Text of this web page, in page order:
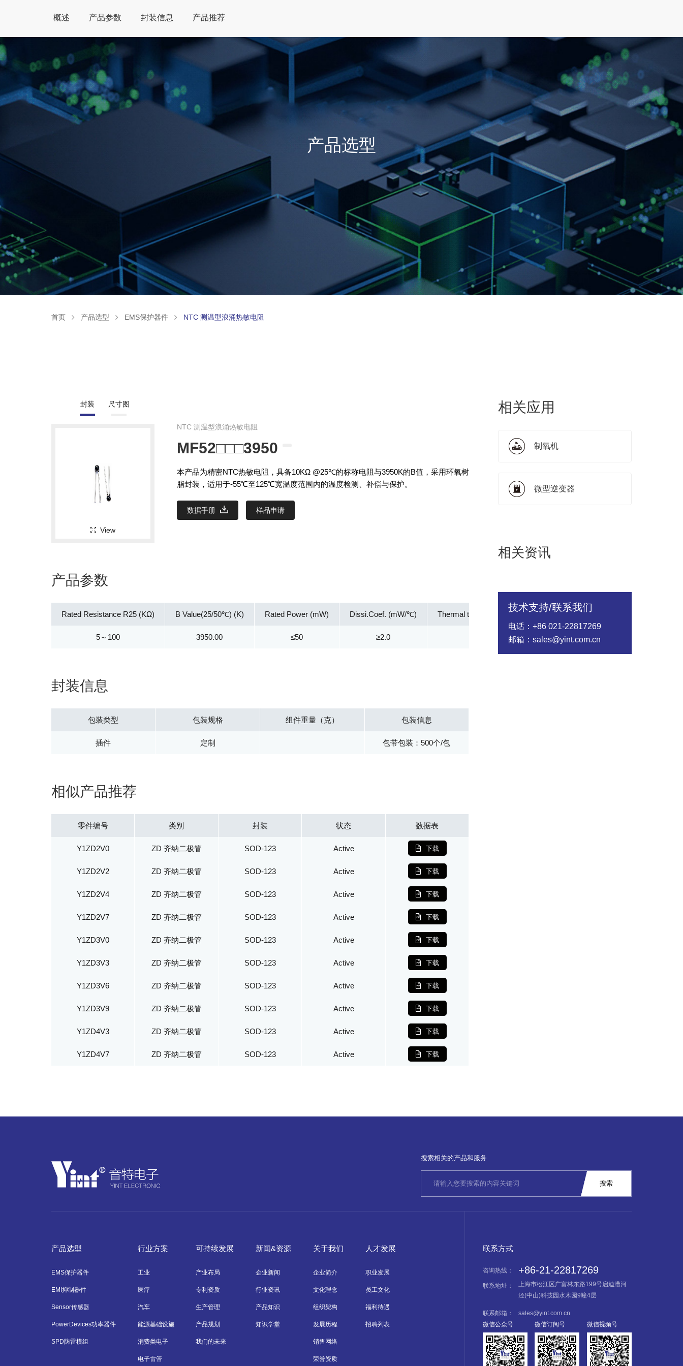
产品选型
首页 产品选型 EMS保护器件 NTC 测温型浪涌热敏电阻
概述 产品参数 封装信息 产品推荐
封装 尺寸图
View
NTC 测温型浪涌热敏电阻
MF52□□□3950
本产品为精密NTC热敏电阻，具备10KΩ @25℃的标称电阻与3950K的B值，采用环氧树
脂封装，适用于-55℃至125℃宽温度范围内的温度检测、补偿与保护。
数据手册 样品申请
产品参数
Rated Resistance R25 (KΩ)
5～100
B Value(25/50℃) (K)
3950.00
Rated Power (mW)
≤50
Dissi.Coef. (mW/℃)
≥2.0
Thermal time Constant(S) Operating Temp.(℃)
-40～+125℃
封装信息
包装类型
插件
包装规格
定制
组件重量（克） 包装信息
包带包装：500个/包
相似产品推荐
零件编号 类别 封装 状态 数据表
Y1ZD2V0 ZD 齐纳二极管 SOD-123 Active 下载
Y1ZD2V2 ZD 齐纳二极管 SOD-123 Active 下载
Y1ZD2V4 ZD 齐纳二极管 SOD-123 Active 下载
Y1ZD2V7 ZD 齐纳二极管 SOD-123 Active 下载
Y1ZD3V0 ZD 齐纳二极管 SOD-123 Active 下载
Y1ZD3V3 ZD 齐纳二极管 SOD-123 Active 下载
Y1ZD3V6 ZD 齐纳二极管 SOD-123 Active 下载
Y1ZD3V9 ZD 齐纳二极管 SOD-123 Active 下载
Y1ZD4V3 ZD 齐纳二极管 SOD-123 Active 下载
Y1ZD4V7 ZD 齐纳二极管 SOD-123 Active 下载
相关应用
制氧机
微型逆变器
相关资讯
技术支持/联系我们
电话：+86 021-22817269
邮箱：sales@yint.com.cn
搜索相关的产品和服务
产品选型
EMS保护器件
EMI抑制器件
Sensor传感器
PowerDevices功率器件
SPD防雷模组
行业方案
工业
医疗
汽车
能源基础设施
消费类电子
电子雷管
可持续发展
产业布局
专利资质
生产管理
产品规划
我们的未来
新闻&资源
企业新闻
行业资讯
产品知识
知识学堂
关于我们
企业简介
文化理念
组织架构
发展历程
销售网络
荣誉资质
人才发展
职业发展
员工文化
福利待遇
招聘列表
联系方式
咨询热线： +86-21-22817269
联系地址：
上海市松江区广富林东路199号启迪漕河
泾(中山)科技园水木园9幢4层
联系邮箱：
sales@yint.com.cn
微信公众号
微信订阅号 微信视频号